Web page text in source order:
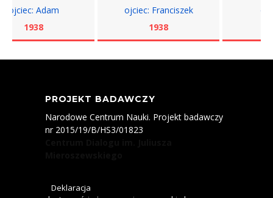
Adam
1938
ojciec: Franciszek
1938
PROJEKT BADAWCZY
Narodowe Centrum Nauki. Projekt badawczy
nr 2015/19/B/HS3/01823
Deklaracja